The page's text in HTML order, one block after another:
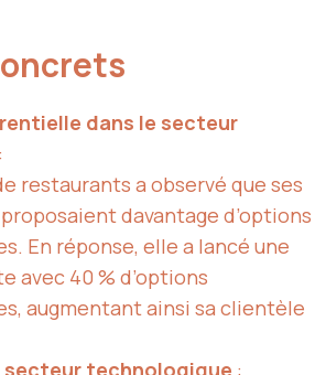
dans le secteur
:
restaurants a observé que ses
davantage d’options
En réponse, elle a lancé une
avec 40 % d’options
augmentant ainsi sa clientèle
secteur technologique :